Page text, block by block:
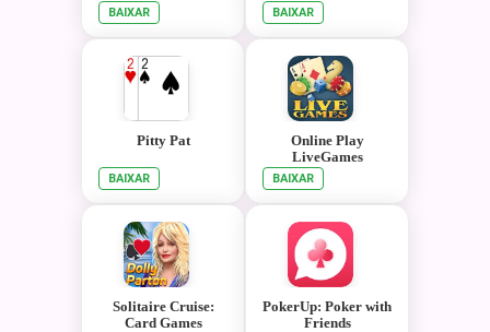
BAIXAR BAIXAR
Pitty Pat
BAIXAR
Online Play
LiveGames
BAIXAR
Solitaire Cruise:
Card Games
PokerUp: Poker with
Friends